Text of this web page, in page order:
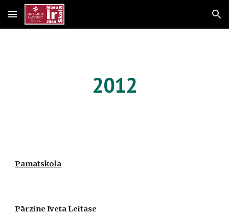
Skip to main content Skip to navigation
2012
Pamatskola
Pārzine Iveta Leitase